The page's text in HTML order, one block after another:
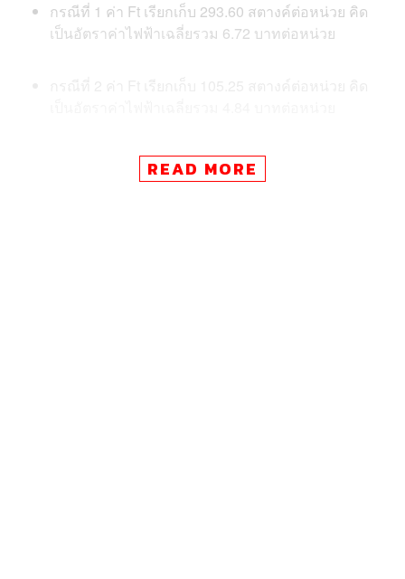
กรณีที่ 1 ค่า Ft เรียกเก็บ 293.60 สตางค์ต่อหน่วย คิด
เป็นอัตราค่าไฟฟ้าเฉลี่ยรวม 6.72 บาทต่อหน่วย
กรณีที่ 3 ค่า Ft เรียกเก็บ 98.27 สตางค์ต่อหน่วย คิดเป็น
อัตราค่าไฟฟ้าเฉลี่ยรวม 4.77 บาทต่อหน่วย
READ MORE